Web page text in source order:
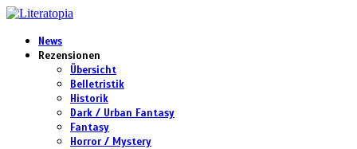
News
Rezensionen
Übersicht
Belletristik
Historik
Dark / Urban Fantasy
Fantasy
Horror / Mystery